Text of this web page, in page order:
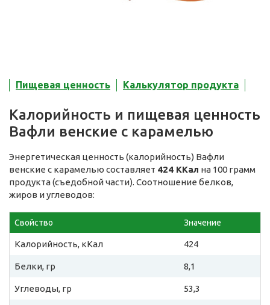
Пищевая ценность Калькулятор продукта
Калорийность и пищевая ценность
Вафли венские с карамелью
Энергетическая ценность (калорийность) Вафли
венские с карамелью составляет 424 ККал на 100 грамм
продукта (съедобной части). Соотношение белков,
жиров и углеводов:
Свойство Значение
Калорийность, кКал 424
Белки, гр 8,1
Углеводы, гр 53,3